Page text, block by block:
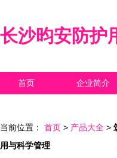
长沙昀安防护
首页 企业简介
当前位置： 首页 > 产品大全 >
用与科学管理